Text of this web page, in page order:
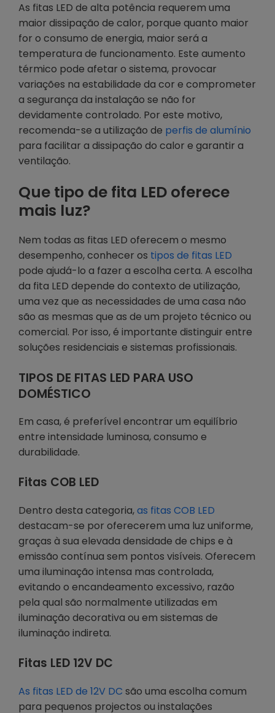
As fitas LED de alta potência requerem uma
maior dissipação de calor, porque quanto maior
for o consumo de energia, maior será a
temperatura de funcionamento. Este aumento
térmico pode afetar o sistema, provocar
variações na estabilidade da cor e comprometer
a segurança da instalação se não for
devidamente controlado. Por este motivo,
recomenda-se a utilização de perfis de alumínio
para facilitar a dissipação do calor e garantir a
ventilação.
Que tipo de fita LED oferece
mais luz?
Nem todas as fitas LED oferecem o mesmo
desempenho, conhecer os tipos de fitas LED
pode ajudá-lo a fazer a escolha certa. A escolha
da fita LED depende do contexto de utilização,
uma vez que as necessidades de uma casa não
são as mesmas que as de um projeto técnico ou
comercial. Por isso, é importante distinguir entre
soluções residenciais e sistemas profissionais.
TIPOS DE FITAS LED PARA USO
DOMÉSTICO
Em casa, é preferível encontrar um equilíbrio
entre intensidade luminosa, consumo e
durabilidade.
Fitas COB LED
Dentro desta categoria,as fitas COB LED
destacam-se por oferecerem uma luz uniforme,
graças à sua elevada densidade de chips e à
emissão contínua sem pontos visíveis. Oferecem
uma iluminação intensa mas controlada,
evitando o encandeamento excessivo, razão
pela qual são normalmente utilizadas em
iluminação decorativa ou em sistemas de
iluminação indireta.
Fitas LED 12V DC
As fitas LED de 12V DC são uma escolha comum
para pequenos projectos ou instalações